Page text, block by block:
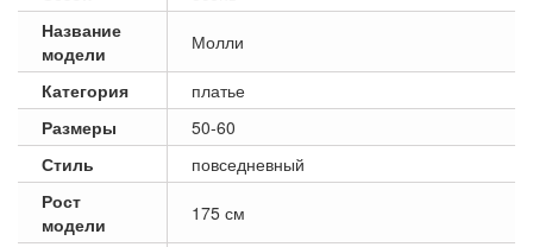
Название
модели
Молли
Категория
платье
Размеры
50-60
Стиль
повседневный
Рост
модели
175 см